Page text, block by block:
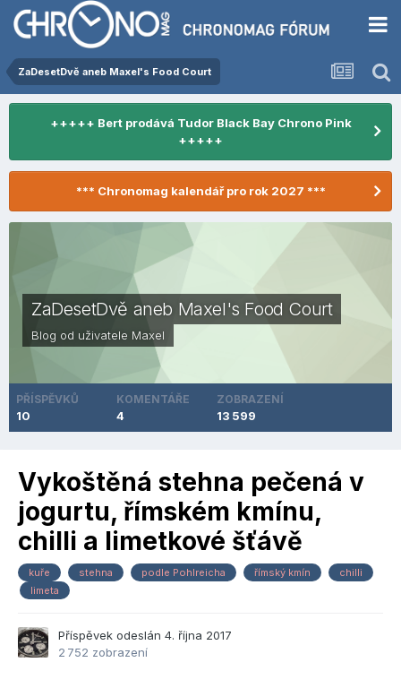
ZaDesetDvě aneb Maxel's Food Court
+++++ Bert prodává Tudor Black Bay Chrono Pink
+++++
*** Chronomag kalendář pro rok 2027 ***
ZaDesetDvě aneb Maxel's Food Court
Blog od uživatele Maxel
PŘÍSPĚVKŮ
10
KOMENTÁŘE
4
ZOBRAZENÍ
13 599
Vykoštěná stehna pečená v
jogurtu, římském kmínu,
chilli a limetkové šťávě
kuře stehna podle Pohlreicha římský kmín
chilli
limeta
Příspěvek odeslán 4. října 2017
2 752 zobrazení